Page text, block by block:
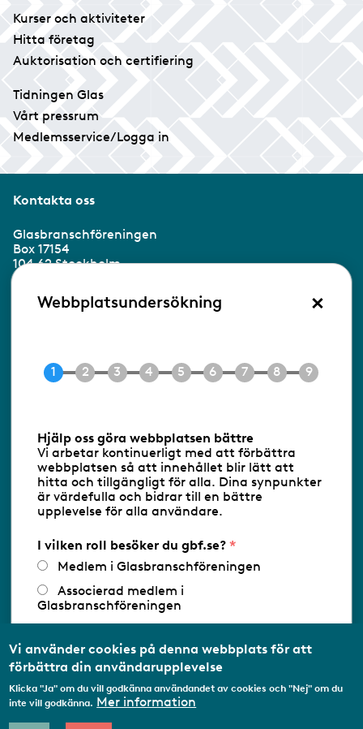
Kurser och aktiviteter
Hitta företag
Auktorisation och certifiering
Tidningen Glas
Vårt pressrum
Medlemsservice/Logga in
Kontakta oss
Glasbranschföreningen
Box 17154
104 62 Stockholm
Besöksadress:
Ringvägen 100
E-post info@gbf.se
Följ oss via RSS
Databasens namn:www.gbf.se-
Glasbranschföreningen AB - Ansvarig
utgivare: Sofia Wahlgren
Webbplatsundersökning ×
Hjälp oss göra webbplatsen bättre
Vi arbetar kontinuerligt med att förbättra
webbplatsen så att innehållet blir lätt att
hitta och tillgängligt för alla. Dina synpunkter
är värdefulla och bidrar till en bättre
upplevelse för alla användare.
I vilken roll besöker du gbf.se?
Medlem i Glasbranschföreningen
Associerad medlem i
Glasbranschföreningen
medlemsorganisation/Svenskt Näringsliv
Utbildningsaktör
Student
Vi använder cookies på denna webbplats för att
förbättra din användarupplevelse
Klicka "Ja" om du vill godkänna användandet av cookies och "Nej" om du
inte vill godkänna. Mer information